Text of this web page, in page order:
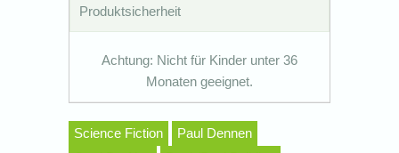
Produktsicherheit
Achtung: Nicht für Kinder unter 36
Monaten geeignet.
Science Fiction
Paul Dennen